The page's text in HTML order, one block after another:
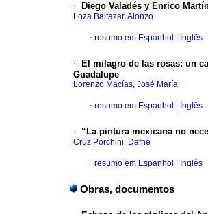
· Diego Valadés y Enrico
Loza Baltazar, Alonzo
· resumo em Espanhol Inglês
·
El milagro de las rosas: un
Guadalupe
Lorenzo Macías, José María
· resumo em Espanhol Inglês
· “La pintura mexicana no
Cruz Porchini, Dafne
· resumo em Espanhol Inglês
Obras, documentos